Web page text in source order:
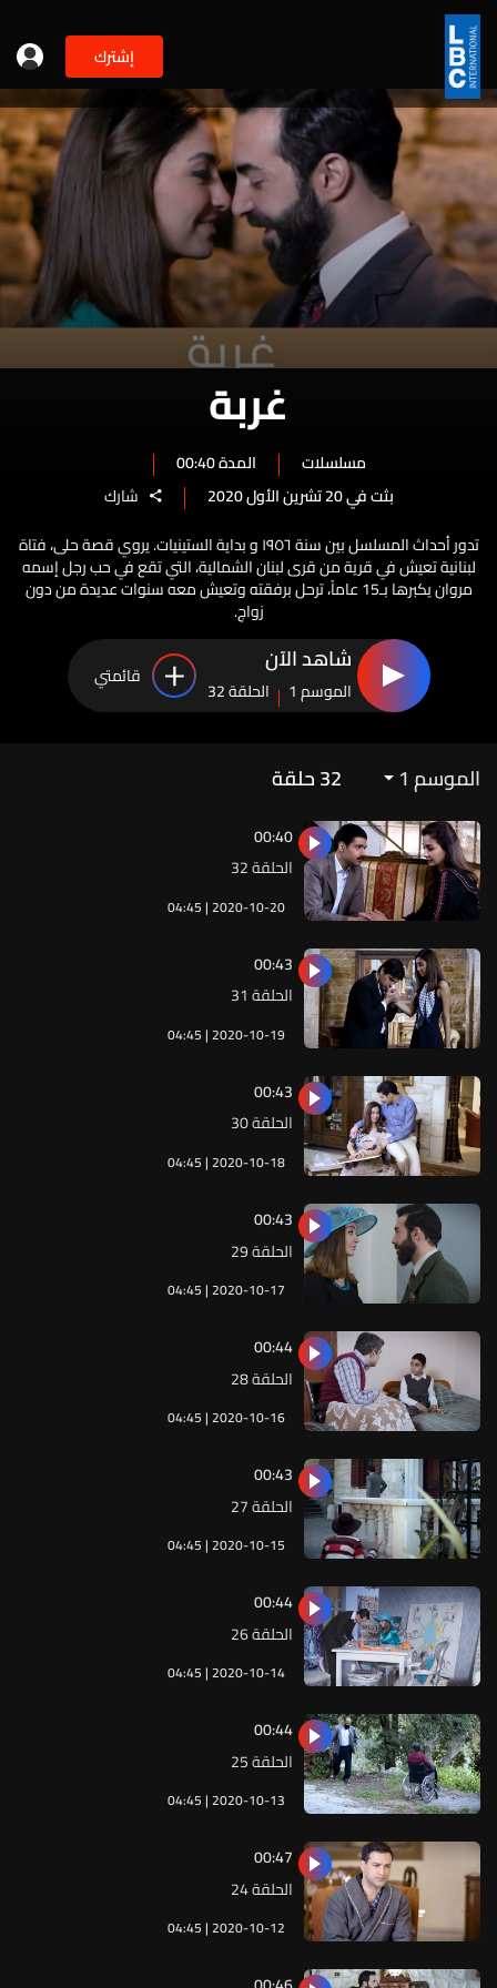
إشترك
غربة
مسلسلات
المدة 00:40
بثت في 20 تشرين الأول 2020
شارك
تدور أحداث المسلسل بين سنة ١٩٥٦ و بداية الستينيات. يروي قصة حلى، فتاة
لبنانية تعيش في قرية من قرى لبنان الشمالية، التي تقع في حب رجل إسمه
مروان يكبرها بـ15 عاماً، ترحل برفقته وتعيش معه سنوات عديدة من دون
زواج.
شاهد الآن
الموسم 1 الحلقة 32
قائمتي
الموسم 1 32حلقة
04:45 | 2020-10-20
الحلقة 32
00:40
04:45 | 2020-10-19
الحلقة 31
00:43
04:45 | 2020-10-18
الحلقة 30
00:43
04:45 | 2020-10-17
الحلقة 29
00:43
04:45 | 2020-10-16
الحلقة 28
00:44
04:45 | 2020-10-15
الحلقة 27
00:43
04:45 | 2020-10-14
الحلقة 26
00:44
04:45 | 2020-10-13
الحلقة 25
00:44
04:45 | 2020-10-12
الحلقة 24
00:47